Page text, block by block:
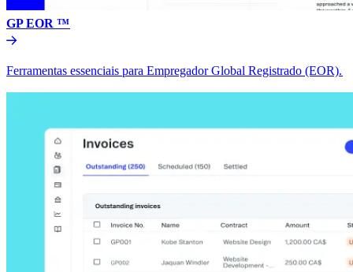
GP EOR ™​​
Ferramentas essenciais para Empregador Global Registrado (EOR).​​